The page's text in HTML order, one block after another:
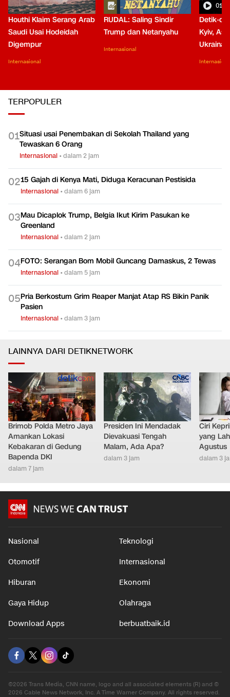
Houthi Klaim Serang Arab
Saudi Usai Hodeidah
Digempur
Internasional
RUDAL: Saling Sindir
Trump dan Netanyahu
Internasional
Detik-
Kyiv,
Ukraina
TERPOPULER
01Situasi usai Penembakan di Sekolah Thailand yang
Tewaskan 6 Orang
Internasional •dalam 2 jam
0215 Gajah di Kenya Mati, Diduga Keracunan Pestisida
Internasional •dalam 6 jam
03Mau Dicaplok Trump, Belgia Ikut Kirim Pasukan ke
Greenland
Internasional •dalam 2 jam
04FOTO: Serangan Bom Mobil Guncang Damaskus, 2 Tewas
Internasional •dalam 5 jam
05Pria Berkostum Grim Reaper Manjat Atap RS Bikin Panik
Pasien
Internasional •dalam 3 jam
LAINNYA DARI DETIKNETWORK
Brimob Polda Metro Jaya
Amankan Lokasi
Kebakaran di Gedung
Bapenda DKI
dalam 7 jam
Presiden Ini Mendadak
Dievakuasi Tengah
Malam, Ada Apa?
dalam 3 jam
Ciri
yang
Agustus
dalam 3
Nasional Teknologi
Otomotif Internasional
Hiburan Ekonomi
Gaya Hidup Olahraga
Download Apps berbuatbaik.id
©2026 Trans Media, CNN name, logo and all associated elements (R) and ©
2026 Cable News Network, Inc. A Time Warner Company. All rights reserved.